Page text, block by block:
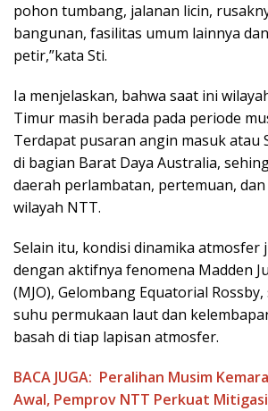
pohon tumbang, jalanan licin,
bangunan, fasilitas umum lainnya
petir,”kata Sti.
Ia menjelaskan, bahwa saat ini
Timur masih berada pada periode
Terdapat pusaran angin masuk atau
di bagian Barat Daya Australia,
daerah perlambatan, pertemuan,
wilayah NTT.
Selain itu, kondisi dinamika atmosfer
dengan aktifnya fenomena Madden
(MJO), Gelombang Equatorial
suhu permukaan laut dan
basah di tiap lapisan atmosfer.
BACA JUGA: Peralihan Musim
Awal, Pemprov NTT Perkuat